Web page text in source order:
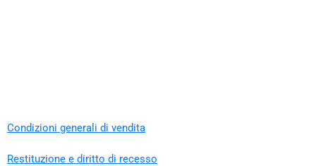
Condizioni generali di vendita
Restituzione e diritto di recesso